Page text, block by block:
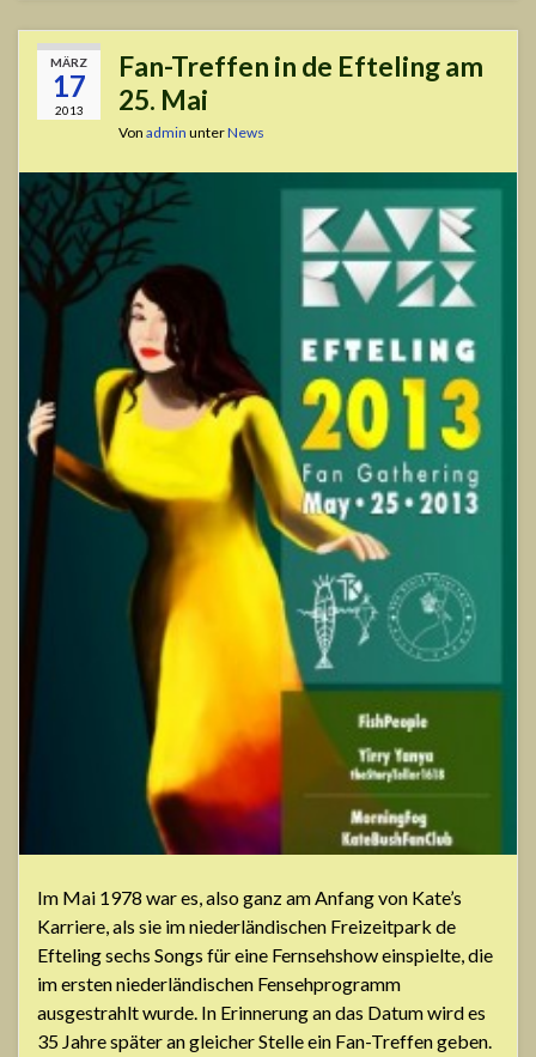
MÄRZ
17
2013
Fan-Treffen in de Efteling am
25. Mai
Von admin unterNews
Im Mai 1978 war es, also ganz am Anfang von Kate’s
Karriere, als sie im niederländischen Freizeitpark de
Efteling sechs Songs für eine Fernsehshow einspielte, die
im ersten niederländischen Fensehprogramm
ausgestrahlt wurde. In Erinnerung an das Datum wird es
35 Jahre später an gleicher Stelle ein Fan-Treffen geben.